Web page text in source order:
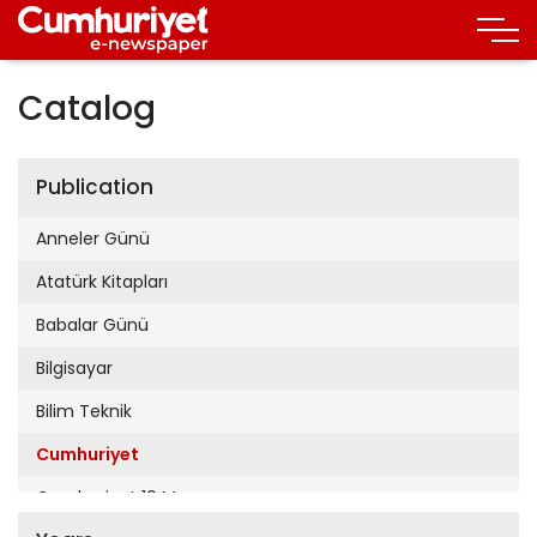
Catalog
Publication
Anneler Günü
Atatürk Kitapları
Babalar Günü
Bilgisayar
Bilim Teknik
Cumhuriyet
Cumhuriyet 19 Mayıs